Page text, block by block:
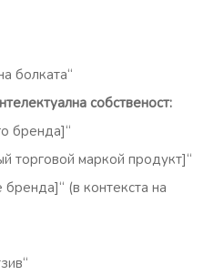
болката“
собственост:
бренда]“
торговой маркой продукт]“
(в контекста на